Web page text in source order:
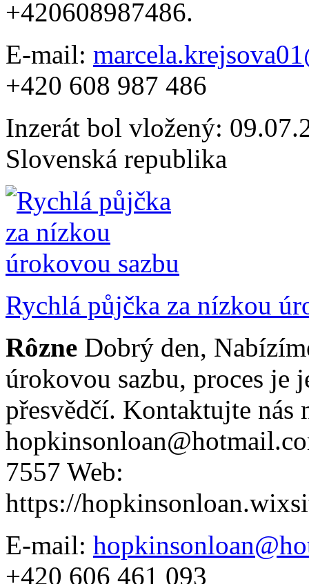
+420608987486.
E-mail:
+420 608 987 486
Inzerát bol vložený:
Slovenská republika
Rychlá půjčka za nízkou
Rôzne Dobrý den,
úrokovou sazbu, proces je
přesvědčí. Kontaktujte nás
7557 Web:
https://
E-mail:
+420 606 461 093